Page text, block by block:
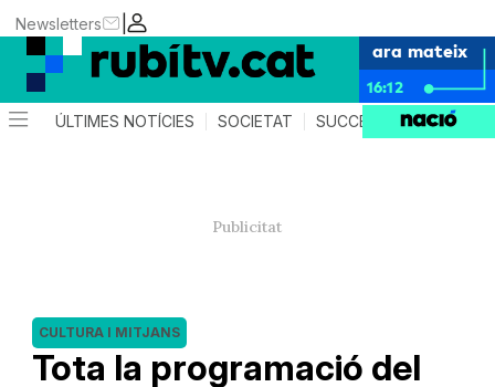
|
Newsletters
ara mateix
16:12
ÚLTIMES NOTÍCIES SOCIETAT SUCCESSOS
Tota la programació del
CULTURA I MITJANS